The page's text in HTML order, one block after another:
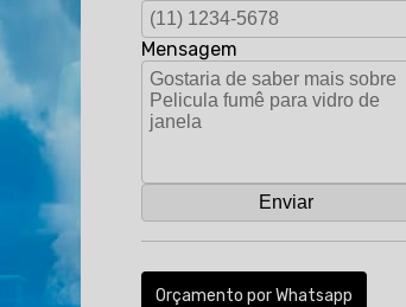
Mensagem
Orçamento por Whatsapp